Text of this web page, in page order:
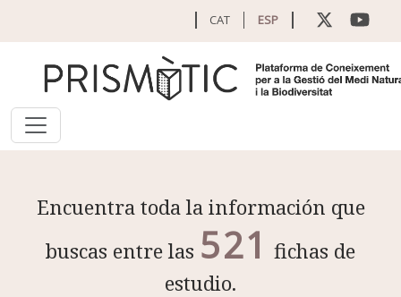
CAT ESP
Encuentra toda la información que
buscas entre las 521 fichas de
estudio.